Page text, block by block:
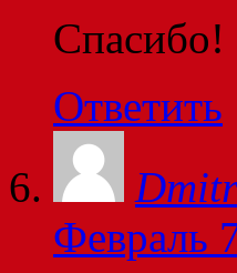
Спасибо!
Ответить
Февраль